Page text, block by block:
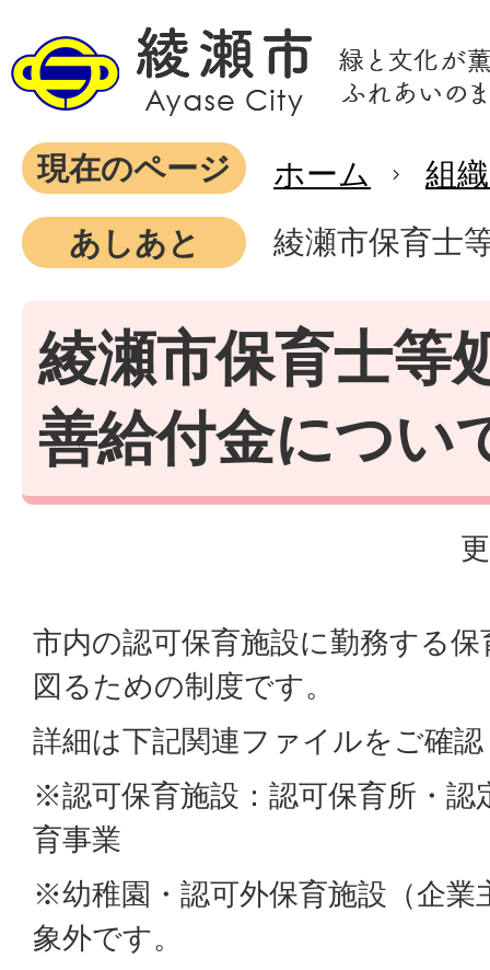
現在のページ ホーム
組
あしあと
綾瀬市保育士
綾瀬市保育士等
善給付金につい
市内の認可保育施設に勤務する
図るための制度です。
詳細は下記関連ファイルをご確
※認可保育施設：認可保育所・認
育事業
※幼稚園・認可外保育施設（企業
象外です。